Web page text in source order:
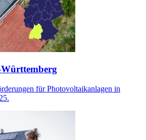
für Photovoltaikanlagen in